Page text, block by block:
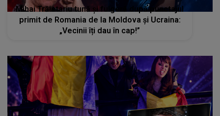
Mihai Trăistariu tună și fulgeră după punctajul
primit de Romania de la Moldova și Ucraina:
„Vecinii îți dau în cap!”